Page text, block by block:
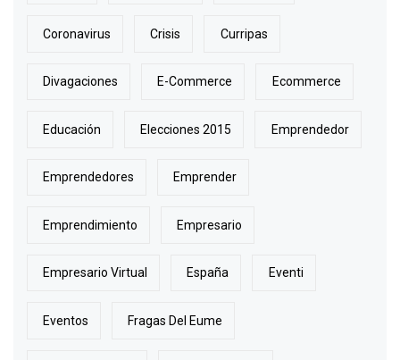
Coronavirus Crisis Curripas
Divagaciones E-Commerce Ecommerce
Educación Elecciones 2015 Emprendedor
Emprendedores Emprender
Emprendimiento Empresario
Empresario Virtual España Eventi
Eventos Fragas Del Eume